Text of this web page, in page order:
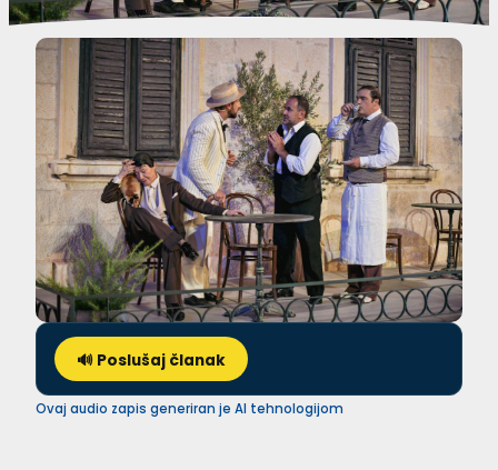
🔊 Poslušaj članak
Ovaj audio zapis generiran je AI tehnologijom